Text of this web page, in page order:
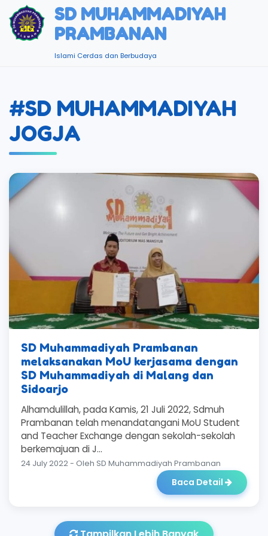
SD MUHAMMADIYAH
PRAMBANAN
Islami Cerdas dan Berbudaya
#SD MUHAMMADIYAH
JOGJA
SD Muhammadiyah Prambanan
melaksanakan MoU kerjasama dengan
SD Muhammadiyah di Malang dan
Sidoarjo
Alhamdulillah, pada Kamis, 21 Juli 2022, Sdmuh
Prambanan telah menandatangani MoU Student
and Teacher Exchange dengan sekolah-sekolah
berkemajuan di J...
24 July 2022 - Oleh SD Muhammadiyah Prambanan
Baca Detail